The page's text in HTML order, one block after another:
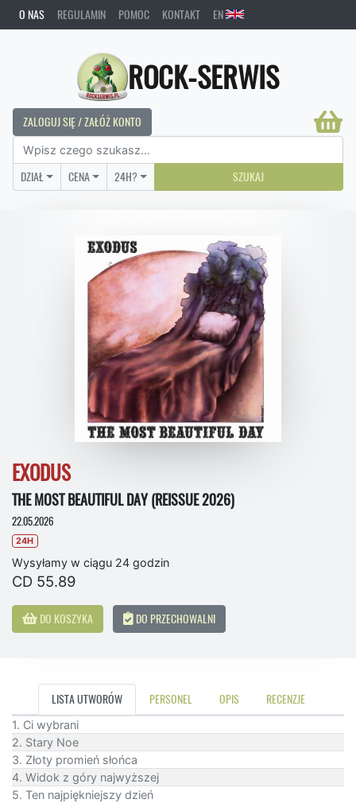
O NAS REGULAMIN POMOC KONTAKT EN
ROCK-SERWIS
ZALOGUJ SIĘ / ZAŁÓŻ KONTO
DZIAŁ CENA 24H? SZUKAJ
EXODUS
THE MOST BEAUTIFUL DAY (REISSUE 2026)
22.05.2026
24H
Wysyłamy w ciągu 24 godzin
CD 55.89
DO KOSZYKA DO PRZECHOWALNI
LISTA UTWORÓW PERSONEL OPIS RECENZJE
1. Ci wybrani
2. Stary Noe
3. Złoty promień słońca
4. Widok z góry najwyższej
5. Ten najpiękniejszy dzień